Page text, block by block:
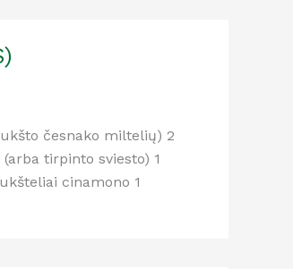
česnako miltelių) 2
tirpinto sviesto) 1
cinamono 1